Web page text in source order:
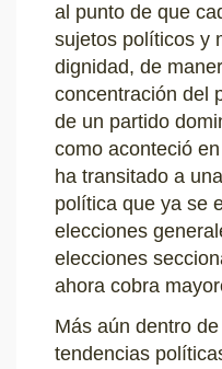
al punto de que
sujetos políticos y
dignidad, de
concentración del
de un partido
como aconteció
ha transitado a
política que ya se
elecciones
elecciones
ahora cobra
Más aún dentro
tendencias